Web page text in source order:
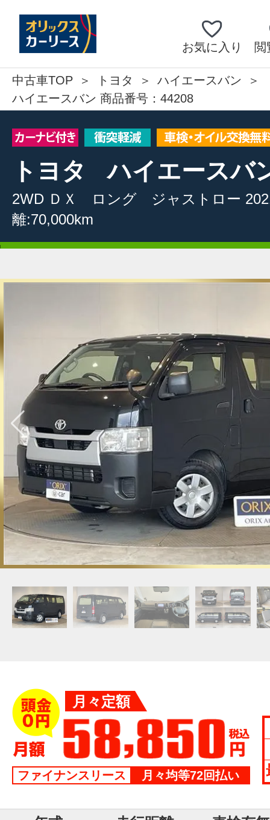
お気に入り 閲
中古車TOP トヨタ
ハイエースバン
ハイエースバン 商品番号：44208
トヨタ ハイエースバ
2WD ＤＸ ロング ジャストロー
離:70,000km
月々定額
ファイナンスリース 月々均等72回払い